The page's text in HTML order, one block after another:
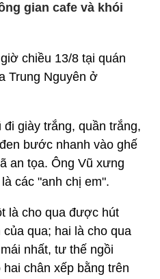
gian cafe và khói
chiều 13/8 tại quán
Trung Nguyên ở
giày trắng, quần trắng,
bước nhanh vào ghế
an tọa. Ông Vũ xưng
các "anh chị em".
là cho qua được hút
qua; hai là cho qua
nhất, tư thế ngồi
chân xếp bằng trên